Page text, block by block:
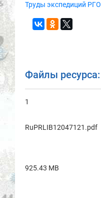
Труды экспедиций РГО
Файлы ресурса:
1
RuPRLIB12047121.pdf
925.43 MB